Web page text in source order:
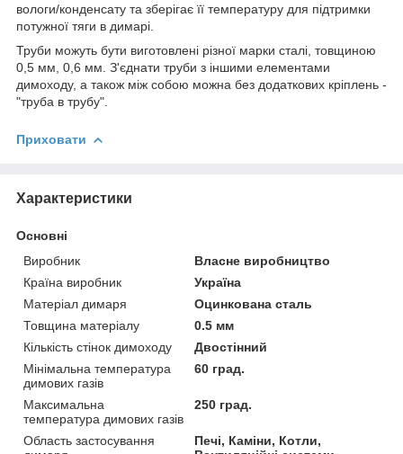
вологи/конденсату та зберігає її температуру для підтримки
потужної тяги в димарі.
Труби можуть бути виготовлені різної марки сталі, товщиною
0,5 мм, 0,6 мм. З'єднати труби з іншими елементами
димоходу, а також між собою можна без додаткових кріплень -
"труба в трубу".
Приховати
Характеристики
Основні
Виробник
Власне виробництво
Країна виробник
Україна
Матеріал димаря
Оцинкована сталь
Товщина матеріалу
0.5 мм
Кількість стінок димоходу
Двостінний
Мінімальна температура
димових газів
60 град.
Максимальна
температура димових газів
250 град.
Область застосування
Печі, Каміни, Котли,